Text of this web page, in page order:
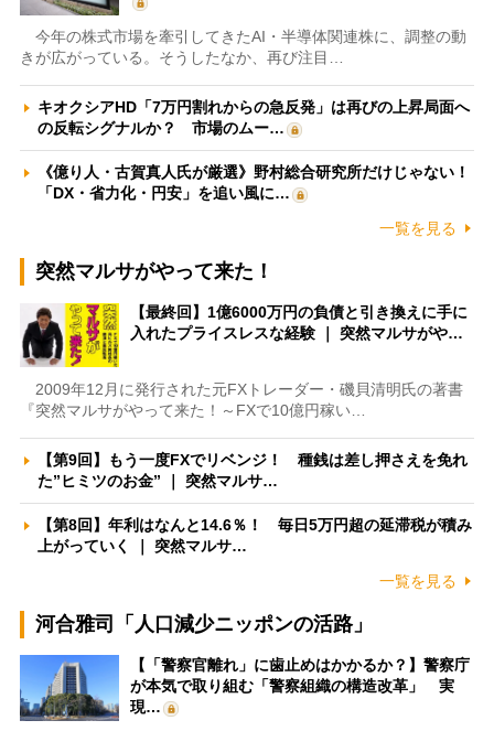
今年の株式市場を牽引してきたAI・半導体関連株に、調整の動
きが広がっている。そうしたなか、再び注目…
キオクシアHD「7万円割れからの急反発」は再びの上昇局面へ
の反転シグナルか？ 市場のムー…
《億り人・古賀真人氏が厳選》野村総合研究所だけじゃない！
「DX・省力化・円安」を追い風に…
一覧を見る
突然マルサがやって来た！
【最終回】1億6000万円の負債と引き換えに手に
入れたプライスレスな経験 ｜ 突然マルサがや…
2009年12月に発行された元FXトレーダー・磯貝清明氏の著書
『突然マルサがやって来た！～FXで10億円稼い…
【第9回】もう一度FXでリベンジ！ 種銭は差し押さえを免れ
た”ヒミツのお金” ｜ 突然マルサ…
【第8回】年利はなんと14.6％！ 毎日5万円超の延滞税が積み
上がっていく ｜ 突然マルサ…
一覧を見る
河合雅司「人口減少ニッポンの活路」
【「警察官離れ」に歯止めはかかるか？】警察庁
が本気で取り組む「警察組織の構造改革」 実
現…